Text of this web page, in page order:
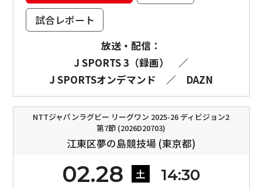
試合レポート
放送・配信：
J SPORTS 3（録画）
／
J SPORTSオンデマンド
／ DAZN
NTTジャパンラグビー リーグワン 2025-26 ディビジョン2
第7節 (2026D20703)
江東区夢の島競技場 (東京都)
02.28 土 14:30